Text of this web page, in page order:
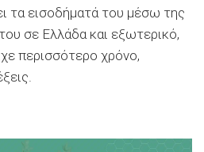
τα εισοδήματά του μέσω της
σε Ελλάδα και εξωτερικό,
περισσότερο χρόνο,